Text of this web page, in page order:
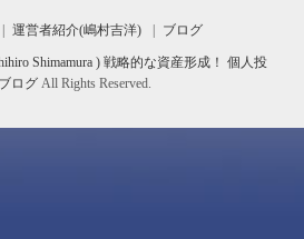
運営者紹介(嶋村吉洋) ブログ
Shimamura ) 戦略的な資産形成！ 個人投
ログ All Rights Reserved.